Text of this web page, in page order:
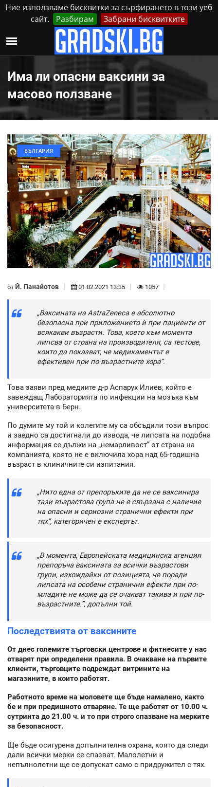
Ние използваме бисквитки за сърфирането в този уеб
сайт.
Разбирам Забрани бисквитките
Петък, 7 Август, 2026 Реклама Контакти
Има ли опасни ваксини за
масово ползване
БЪЛГАРИЯ
от Й. Панайотов 01.02.2021 13:35 1057
„Ваксината на AstraZeneca е абсолютно
безопасна при приложението ѝ при пациенти от
всякакви възрасти. Това, което към момента
липсва от страна на производителя, са тестове,
които да показват, че медикаментът е
ефективен при по-възрастните хора”.
Това заяви пред медиите д-р Аспарух Илиев, който е
завеждащ Лабораторията по инфекции на мозъка към
университета в Берн.
По думите му той и колегите му са обсъдили този въпрос
и заедно са достигнали до извода, че липсата на подобна
информация се дължи на „немарливост” от страна на
компанията, която не е включила хора над 65-годишна
възраст в клиничните си изпитания.
„Нито една от препоръките да не се ваксинира
тази възрастова група не е свързана с наличие
на опасни и сериозни странични ефекти при
тях”, категоричен е експертът.
„В момента, Европейската медицинска агенция
препоръча ваксината за всички възрастови
групи, изхождайки от позицията, че поради
липсата на особени странични ефекти при по-
младите не може да се очакват такива и при по-
възрастните.”, допълни той.
Последствията от ваксините
От днес големите търговски центрове и фитнесите у нас
отварят при определени правила. В очакване на първите
клиенти, търговците подреждат витрините на
магазините, в които работят.
Работното време на моловете ще бъде намалено, както
бе и при предишното отваряне. Те ще работят от 10.00 ч.
сутринта до 21.00 ч. и то при строго спазване на мерките
за безопасност.
Ще бъде осигурена допълнителна охрана, която да следи
дали всички мерки се спазват. Малолетни и
непълнолетни ще се допускат само с придружител с тях.